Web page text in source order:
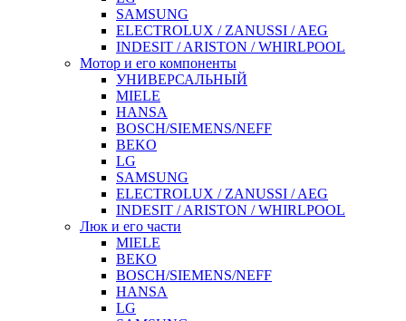
SAMSUNG
ELECTROLUX / ZANUSSI / AEG
INDESIT / ARISTON / WHIRLPOOL
Мотор и его компоненты
УНИВЕРСАЛЬНЫЙ
MIELE
HANSA
BOSCH/SIEMENS/NEFF
BEKO
LG
SAMSUNG
ELECTROLUX / ZANUSSI / AEG
INDESIT / ARISTON / WHIRLPOOL
Люк и его части
MIELE
BEKO
BOSCH/SIEMENS/NEFF
HANSA
LG